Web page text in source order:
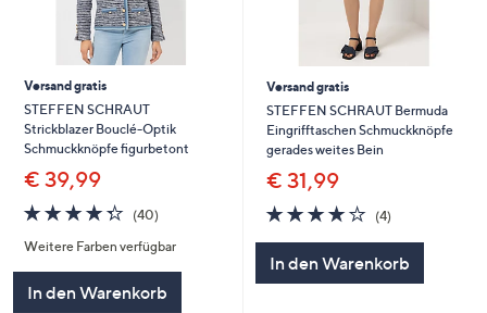
Versand gratis
STEFFEN SCHRAUT
Strickblazer Bouclé-Optik
Schmuckknöpfe figurbetont
€ 39,99
4.3
von
5
(40)40
Weitere Farben verfügbar
In den Warenkorb
Versand gratis
STEFFEN SCHRAUT Bermuda
Eingrifftaschen Schmuckknöpfe
gerades weites Bein
€ 31,99
4.0
von
(4)4
In den Warenkorb